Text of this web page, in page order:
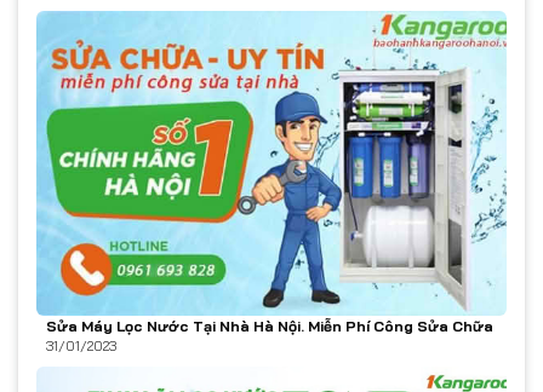
Sửa Máy Lọc Nước Tại Nhà Hà Nội. Miễn Phí Công Sửa Chữa
31/01/2023